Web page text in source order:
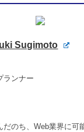
Sugimoto
ランナー
だのち、Web業界に可